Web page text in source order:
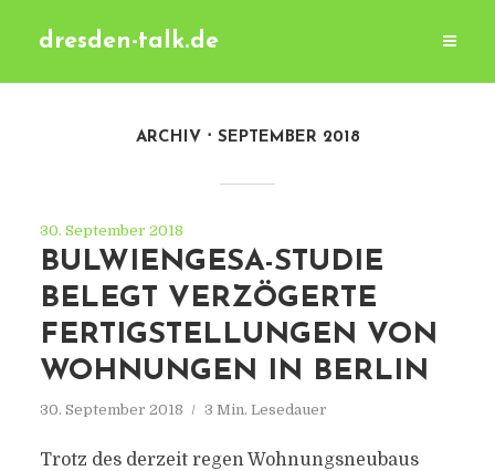
dresden-talk.de
ARCHIV SEPTEMBER 2018
30. September 2018
BULWIENGESA-STUDIE
BELEGT VERZÖGERTE
FERTIGSTELLUNGEN VON
WOHNUNGEN IN BERLIN
30. September 2018 3 Min. Lesedauer
Trotz des derzeit regen Wohnungsneubaus